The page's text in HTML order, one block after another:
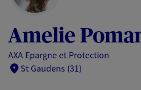
Amelie
AXA Epargne et Protection
St Gaudens (31)